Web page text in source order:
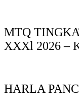
MTQ
XXXl 2026 –
HARLA